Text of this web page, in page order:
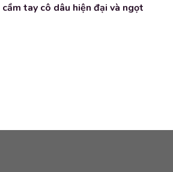
tay cô dâu hiện đại và ngọt